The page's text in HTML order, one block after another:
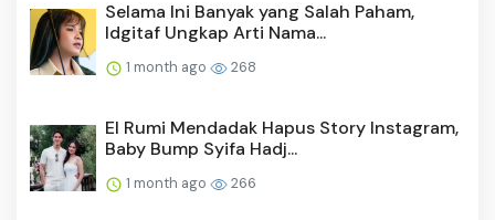
Selama Ini Banyak yang Salah Paham,
Idgitaf Ungkap Arti Nama...
1 month ago 268
El Rumi Mendadak Hapus Story Instagram,
Baby Bump Syifa Hadj...
1 month ago 266